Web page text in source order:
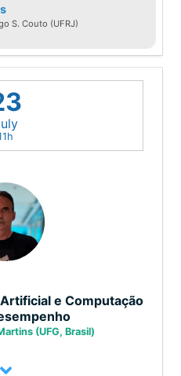
S. Couto (UFRJ)
e Computação
(UFG, Brasil)